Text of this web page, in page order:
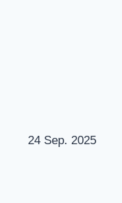
24 Sep. 2025